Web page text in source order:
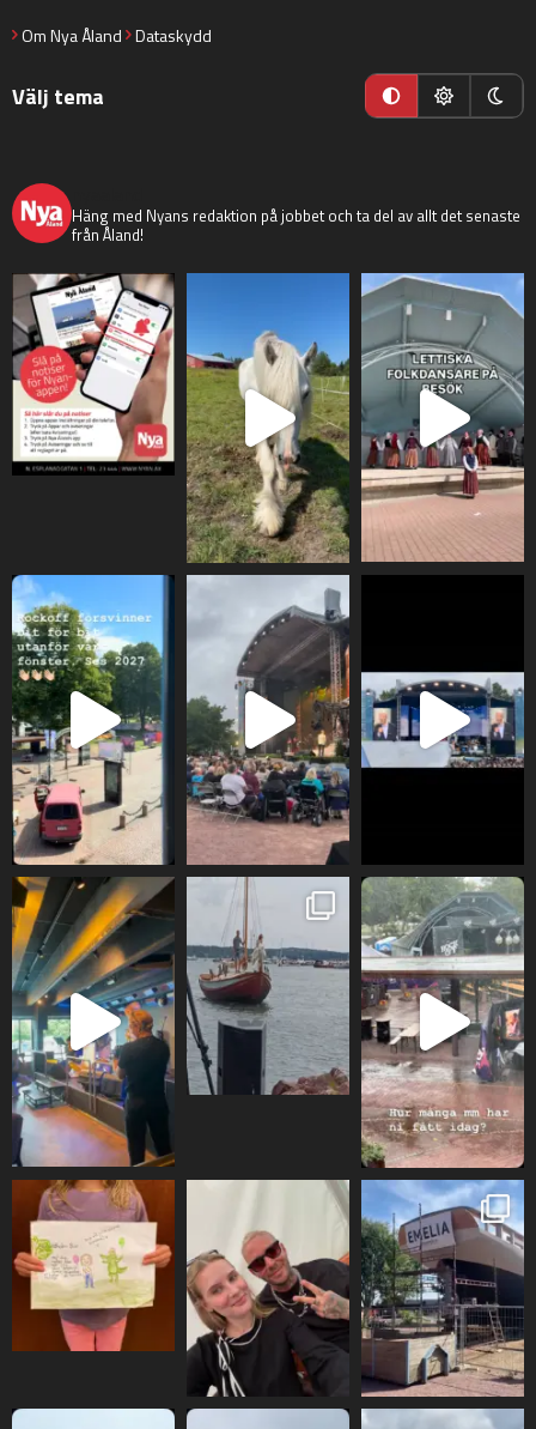
Om Nya Åland Dataskydd
Välj tema
Häng med Nyans redaktion på jobbet och ta del av allt det senaste
från Åland!